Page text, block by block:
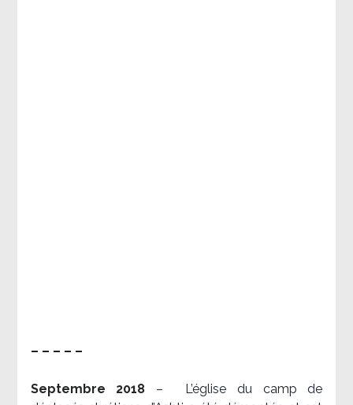
– – – – –
Septembre 2018 –
L’église du camp de